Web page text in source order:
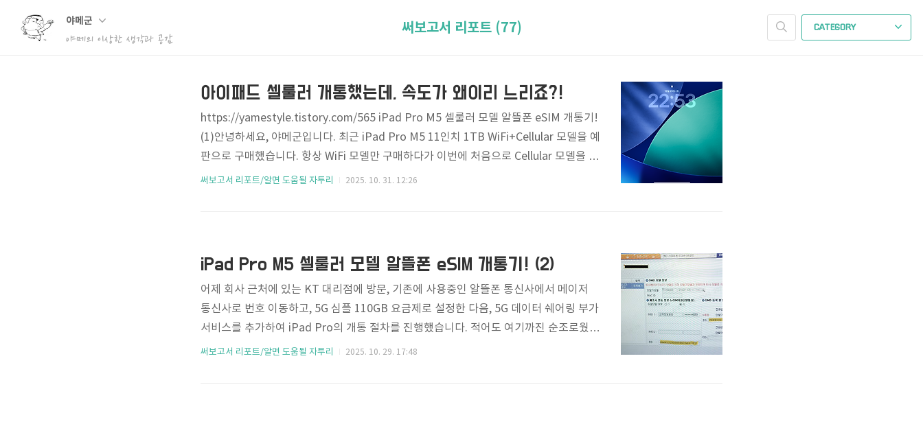
야메군
야메의 이상한 생각과 공감
CATEGORY
써보고서 리포트 (77)
아이패드 셀룰러 개통했는데, 속도가 왜이리 느리죠?!
https://yamestyle.tistory.com/565 iPad Pro M5 셀룰러 모델 알뜰폰 eSIM 개통기!
(1)안녕하세요, 야메군입니다. 최근 iPad Pro M5 11인치 1TB WiFi+Cellular 모델을 예
판으로 구매했습니다. 항상 WiFi 모델만 구매하다가 이번에 처음으로 Cellular 모델을 구
매했는데, 그 이유는 WiFi가 없는 환yamestyle.comhttps://yamestyle.tistory.com/
써보고서 리포트/알면 도움될 자투리 2025. 10. 31. 12:26
iPad Pro M5 셀룰러 모델 알뜰폰 eSIM 개통기! (2)
어제 회사 근처에 있는 KT 대리점에 방문, 기존에 사용중인 알뜰폰 통신사에서 메이저
통신사로 번호 이동하고, 5G 심플 110GB 요금제로 설정한 다음, 5G 데이터 쉐어링 부가
서비스를 추가하여 iPad Pro의 개통 절차를 진행했습니다. 적어도 여기까진 순조로웠습
니다. 그런데.. 개통 절차 끝무렵 QR코드를 인식하는 단계에서 인식이 안된다는 겁니다.
써보고서 리포트/알면 도움될 자투리 2025. 10. 29. 17:48